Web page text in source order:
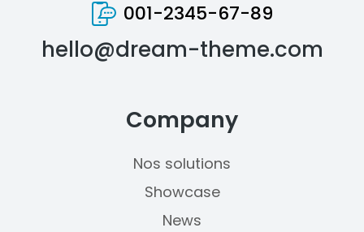
001-2345-67-89
hello@dream-theme.com
Company
Nos solutions
Showcase
News